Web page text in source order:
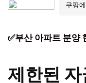
✅부산 아파트 분양
제한된